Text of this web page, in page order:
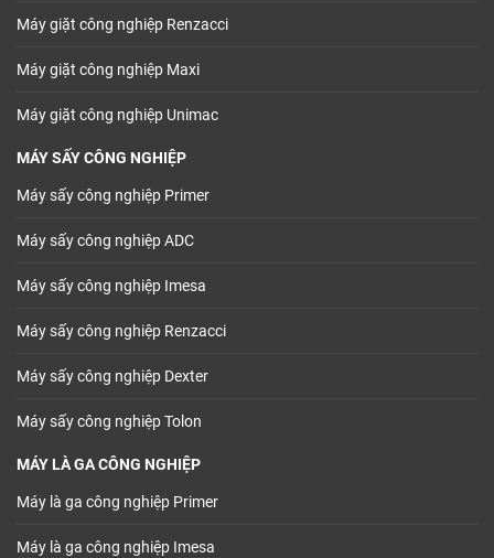
Máy giặt công nghiệp Renzacci
Máy giặt công nghiệp Maxi
Máy giặt công nghiệp Unimac
MÁY SẤY CÔNG NGHIỆP
Máy sấy công nghiệp Primer
Máy sấy công nghiệp ADC
Máy sấy công nghiệp Imesa
Máy sấy công nghiệp Renzacci
Máy sấy công nghiệp Dexter
Máy sấy công nghiệp Tolon
MÁY LÀ GA CÔNG NGHIỆP
Máy là ga công nghiệp Primer
Máy là ga công nghiệp Imesa